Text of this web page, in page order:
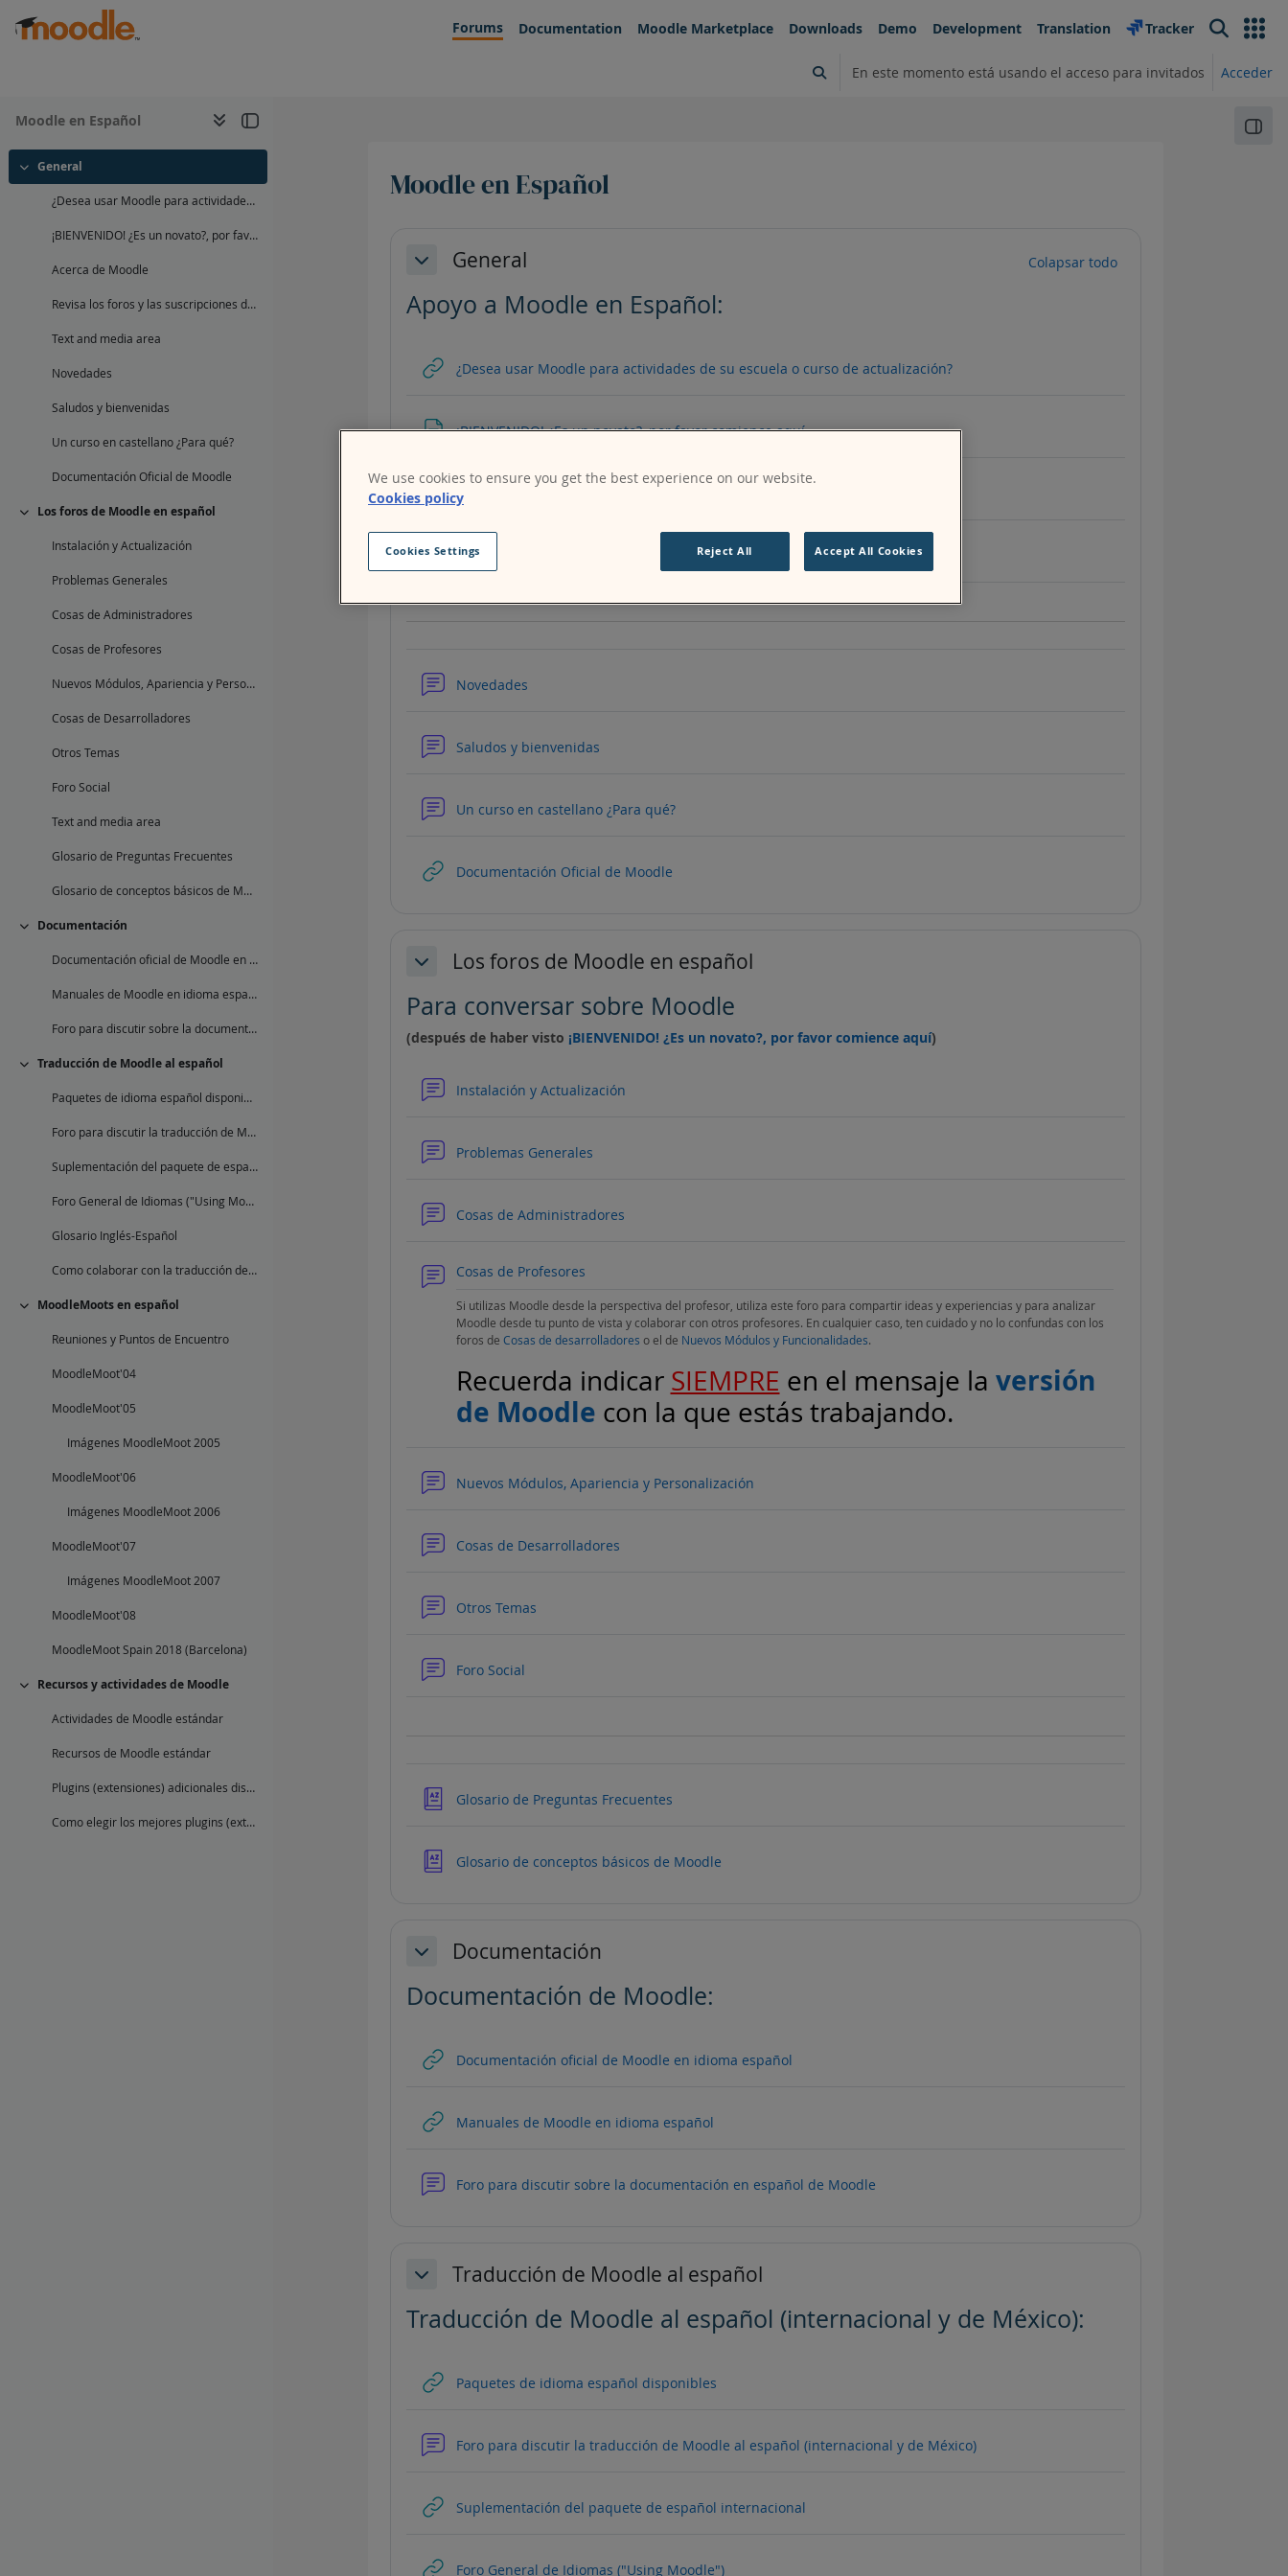
Salta al contenido principal
Forums
Documentation Moodle Marketplace Downloads Demo Development Translation Tracker Search
Selector de búsqueda de entrada
En este momento está usando el acceso para invitados Acceder
Moodle en Español
Colapsar
General
¿Desea usar Moodle para actividades de su escuela o curso de actualización?
¡BIENVENIDO! ¿Es un novato?, por favor comience aquí
Acerca de Moodle
Revisa los foros y las suscripciones de un vistazo
Text and media area
Novedades
Saludos y bienvenidas
Un curso en castellano ¿Para qué?
Documentación Oficial de Moodle
Colapsar
Los foros de Moodle en español
Instalación y Actualización
Problemas Generales
Cosas de Administradores
Cosas de Profesores
Nuevos Módulos, Apariencia y Personalización
Cosas de Desarrolladores
Otros Temas
Foro Social
Text and media area
Glosario de Preguntas Frecuentes
Glosario de conceptos básicos de Moodle
Colapsar
Documentación
Documentación oficial de Moodle en idioma español
Manuales de Moodle en idioma español
Foro para discutir sobre la documentación en español de Moodle
Colapsar
Traducción de Moodle al español
Paquetes de idioma español disponibles
Foro para discutir la traducción de Moodle al español (internacional y de México)
Suplementación del paquete de español internacional
Foro General de Idiomas ("Using Moodle")
Glosario Inglés-Español
Como colaborar con la traducción de Moodle al español
Colapsar
MoodleMoots en español
Reuniones y Puntos de Encuentro
MoodleMoot'04
MoodleMoot'05
Imágenes MoodleMoot 2005
MoodleMoot'06
Imágenes MoodleMoot 2006
MoodleMoot'07
Imágenes MoodleMoot 2007
MoodleMoot'08
MoodleMoot Spain 2018 (Barcelona)
Colapsar
Recursos y actividades de Moodle
Actividades de Moodle estándar
Recursos de Moodle estándar
Plugins (extensiones) adicionales disponibles
Como elegir los mejores plugins (extensiones) adicionales a instalar
Moodle en Español
Perfilado de sección
ColapsarGeneral Colapsar todo
Apoyo a Moodle en Español:
¿Desea usar Moodle para actividades de su escuela o curso de actualización?URL
¡BIENVENIDO! ¿Es un novato?, por favor comience aquíPágina
Acerca de Moodle
Revisa los foros y las suscripciones de un vistazo
Novedades
Saludos y bienvenidas
Un curso en castellano ¿Para qué?
Documentación Oficial de MoodleURL
ColapsarLos foros de Moodle en español
Para conversar sobre Moodle
(después de haber visto ¡BIENVENIDO! ¿Es un novato?, por favor comience aquí)
Instalación y Actualización
Problemas Generales
Cosas de Administradores
Cosas de Profesores
Si utilizas Moodle desde la perspectiva del profesor, utiliza este foro para compartir ideas y experiencias y para analizar
Moodle desde tu punto de vista y colaborar con otros profesores. En cualquier caso, ten cuidado y no lo confundas con los
foros de Cosas de desarrolladores o el de Nuevos Módulos y Funcionalidades.
Recuerda indicar SIEMPRE en el mensaje la versión
de Moodle con la que estás trabajando.
Nuevos Módulos, Apariencia y Personalización
Cosas de Desarrolladores
Otros Temas
Foro Social
Glosario de Preguntas Frecuentes
Glosario de conceptos básicos de Moodle
ColapsarDocumentación
Documentación de Moodle:
Documentación oficial de Moodle en idioma españolURL
Manuales de Moodle en idioma españolURL
Foro para discutir sobre la documentación en español de Moodle
ColapsarTraducción de Moodle al español
Traducción de Moodle al español (internacional y de México):
Paquetes de idioma español disponiblesURL
Foro para discutir la traducción de Moodle al español (internacional y de México)
Suplementación del paquete de español internacionalURL
Foro General de Idiomas ("Using Moodle")URL
We use cookies to ensure you get the best experience on our website.
Cookies policy
Reject All Accept All Cookies
Cookies Settings